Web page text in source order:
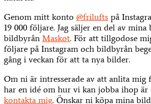
Genom mitt konto @frilufts på
19 000 följare. Jag säljer en del av
bildbyrån Maskot. För att tillgodose
följare på Instagram och bildbyrån
gång i veckan för att ta nya bilder.
Om ni är intresserade av att anlita
har en idé om hur vi kan jobba ihop är
kontakta mig. Önskar ni köpa mina